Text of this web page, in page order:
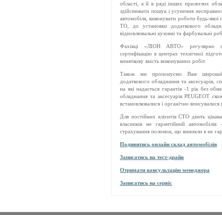
області, а й в ряді інших прилеглих
здійснювати пошук і усунення
автомобіля, виконувати роботи будь-якої
ТО, до установки додаткового
відновлювальні кузовні та фарбувальні
Фахівці «ЛІОН АВТО» регулярно
сертифікацію в центрах технічної
виняткову якість виконуваних робіт.
Також ми пропонуємо Вам широкий
додаткового обладнання та аксесуарів,
на які надається гарантія -1 рік без
обладнання та аксесуарів PEUGEOT
встановлювалися і органічно
Для постійних клієнтів СТО діють
власників не гарантійний
страхування поломок, що виникли в не
Подивитись онлайн склад автомобілів
Записатись на тест-драйв
Отримати консультацію менеджера
Записатись на сервіс